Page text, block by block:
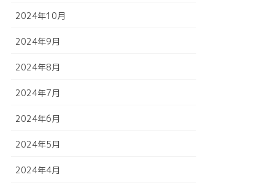
2024年10月
2024年9月
2024年8月
2024年7月
2024年6月
2024年5月
2024年4月